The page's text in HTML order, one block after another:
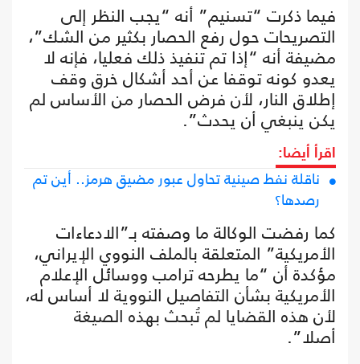
فيما ذكرت “تسنيم” أنه “يجب النظر إلى
التصريحات حول رفع الحصار بكثير من الشك”،
مضيفة أنه “إذا تم تنفيذ ذلك فعليا، فإنه لا
يعدو كونه توقفا عن أحد أشكال خرق وقف
إطلاق النار، لأن فرض الحصار من الأساس لم
يكن ينبغي أن يحدث”.
اقرأ أيضا:
ناقلة نفط صينية تحاول عبور مضيق هرمز.. أين تم
رصدها؟
كما رفضت الوكالة ما وصفته بـ”الادعاءات
الأمريكية” المتعلقة بالملف النووي الإيراني،
مؤكدة أن “ما يطرحه ترامب ووسائل الإعلام
الأمريكية بشأن التفاصيل النووية لا أساس له،
لأن هذه القضايا لم تُبحث بهذه الصيغة
أصلا”.